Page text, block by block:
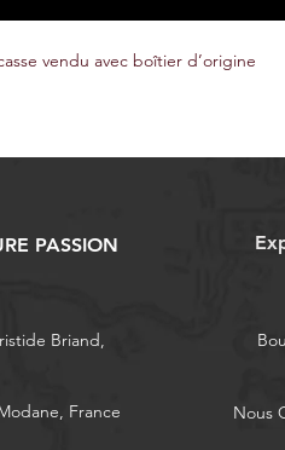
vendu avec boîtier d’origine
PASSION
Briand,
France Nous